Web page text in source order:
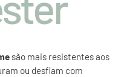
são mais resistentes aos
ou desfiam com